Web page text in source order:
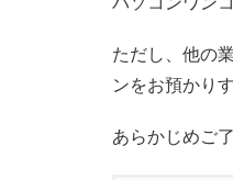
ただし、他の
ンをお預かり
あらかじめご